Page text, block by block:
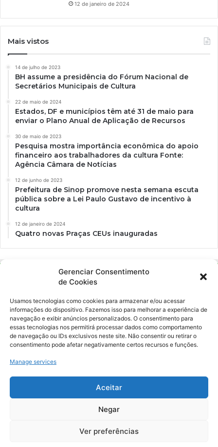
Gerenciar Consentimento
de Cookies
Usamos tecnologias como cookies para armazenar e/ou acessar
informações do dispositivo. Fazemos isso para melhorar a experiência de
navegação e exibir anúncios personalizados. O consentimento para
essas tecnologias nos permitirá processar dados como comportamento
de navegação ou IDs exclusivos neste site. Não consentir ou retirar o
consentimento pode afetar negativamente certos recursos e funções.
Manage services
Aceitar
Negar
Ver preferências
12 de janeiro de 2024
Mais vistos
14 de julho de 2023
BH assume a presidência do Fórum Nacional de
Secretários Municipais de Cultura
22 de maio de 2024
Estados, DF e municípios têm até 31 de maio para
enviar o Plano Anual de Aplicação de Recursos
30 de maio de 2023
Pesquisa mostra importância econômica do apoio
financeiro aos trabalhadores da cultura Fonte:
Agência Câmara de Notícias
12 de junho de 2023
Prefeitura de Sinop promove nesta semana escuta
pública sobre a Lei Paulo Gustavo de incentivo à
cultura
12 de janeiro de 2024
Quatro novas Praças CEUs inauguradas
Ockara é uma plataforma multicultural e criativa. Nossa proposta é
oferecer o máximo de ferramentas para realizadores e
gerenciadores de espaços criativos e culturais.
© Merak Produções Criativas. CNPJ: 39.155.931/0001-02.
Inscrição Municipal: 47927301. Todos os direitos Reservados.